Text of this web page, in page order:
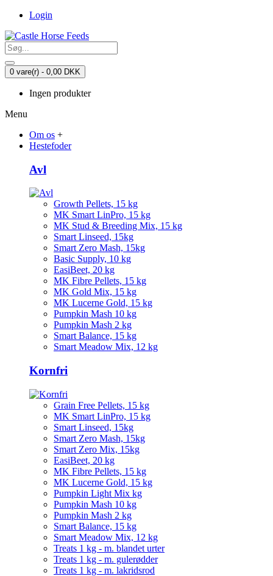
Login
0 vare(r) - 0,00 DKK
Ingen produkter
Menu
Om os +
Hestefoder
Avl
Growth Pellets, 15 kg
MK Smart LinPro, 15 kg
MK Stud & Breeding Mix, 15 kg
Smart Linseed, 15kg
Smart Zero Mash, 15kg
Basic Supply, 10 kg
EasiBeet, 20 kg
MK Fibre Pellets, 15 kg
MK Gold Mix, 15 kg
MK Lucerne Gold, 15 kg
Pumpkin Mash 10 kg
Pumpkin Mash 2 kg
Smart Balance, 15 kg
Smart Meadow Mix, 12 kg
Kornfri
Grain Free Pellets, 15 kg
MK Smart LinPro, 15 kg
Smart Linseed, 15kg
Smart Zero Mash, 15kg
Smart Zero Mix, 15kg
EasiBeet, 20 kg
MK Fibre Pellets, 15 kg
MK Lucerne Gold, 15 kg
Pumpkin Light Mix kg
Pumpkin Mash 10 kg
Pumpkin Mash 2 kg
Smart Balance, 15 kg
Smart Meadow Mix, 12 kg
Treats 1 kg - m. blandet urter
Treats 1 kg - m. gulerødder
Treats 1 kg - m. lakridsrod